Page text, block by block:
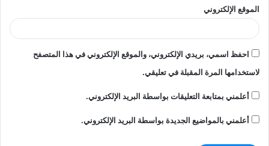
الموقع الإلكتروني
احفظ اسمي، بريدي الإلكتروني، والموقع الإلكتروني في هذا المتصفح
لاستخدامها المرة المقبلة في تعليقي.
أعلمني بمتابعة التعليقات بواسطة البريد الإلكتروني.
أعلمني بالمواضيع الجديدة بواسطة البريد الإلكتروني.